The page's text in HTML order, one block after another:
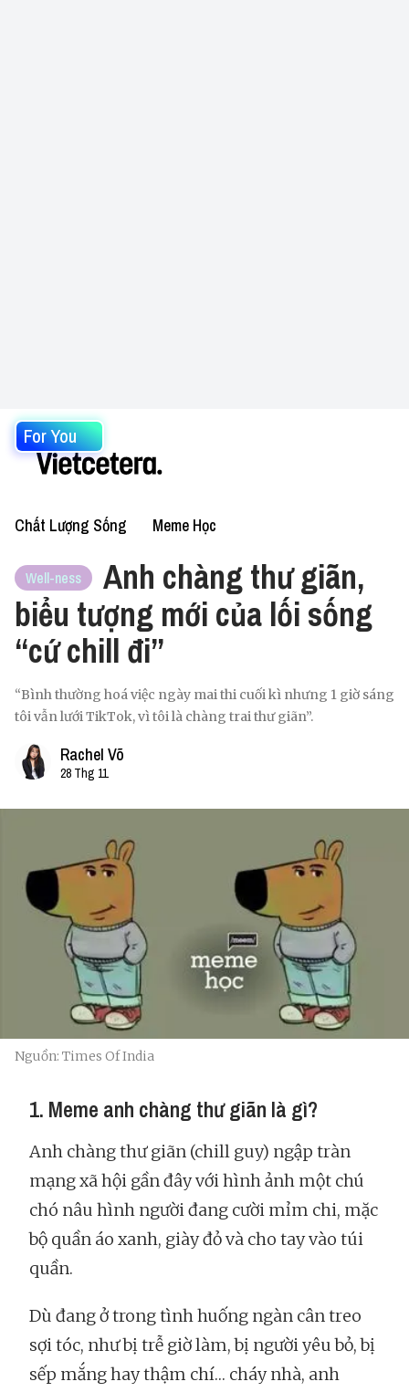
For You
Chất Lượng Sống Meme Học
Well-ness
Anh chàng thư giãn,
biểu tượng mới của lối sống
“cứ chill đi”
“Bình thường hoá việc ngày mai thi cuối kì nhưng 1 giờ sáng
tôi vẫn lưới TikTok, vì tôi là chàng trai thư giãn”.
Rachel Võ
28 Thg 11
Nguồn: Times Of India
1. Meme anh chàng thư giãn là gì?
Anh chàng thư giãn (chill guy) ngập tràn
mạng xã hội gần đây với hình ảnh một chú
chó nâu hình người đang cười mỉm chi, mặc
bộ quần áo xanh, giày đỏ và cho tay vào túi
quần.
Dù đang ở trong tình huống ngàn cân treo
sợi tóc, như bị trễ giờ làm, bị người yêu bỏ, bị
sếp mắng hay thậm chí… cháy nhà, anh